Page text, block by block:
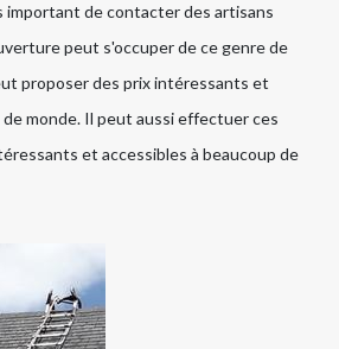
de contacter des artisans
peut s'occuper de ce genre de
proposer des prix intéressants et
monde. Il peut aussi effectuer ces
et accessibles à beaucoup de